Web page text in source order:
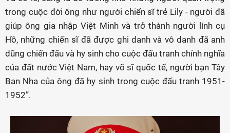
trong cuộc đời ông như người chiến sĩ trẻ Lily - người đã
giúp ông gia nhập Việt Minh và trở thành người lính cụ
Hồ, những chiến sĩ đã được ghi danh và vô danh đã anh
dũng chiến đấu và hy sinh cho cuộc đấu tranh chính nghĩa
của đất nước Việt Nam, hay võ sĩ quốc tế, người bạn Tây
Ban Nha của ông đã hy sinh trong cuộc đấu tranh 1951-
1952”.